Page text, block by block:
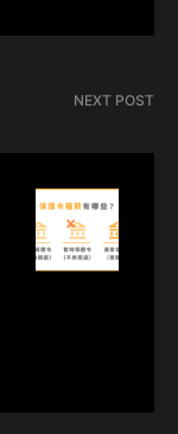
NEXT POST